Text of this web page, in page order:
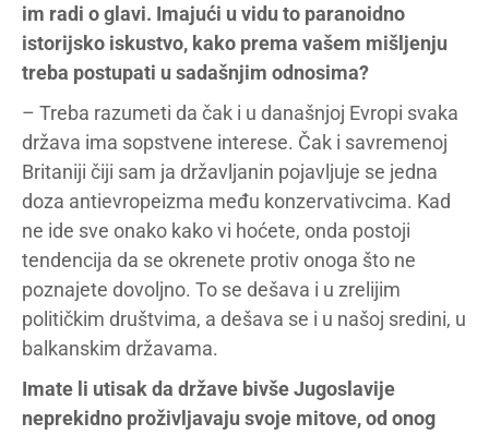
im radi o glavi. Imajući u vidu to paranoidno
istorijsko iskustvo, kako prema vašem mišljenju
treba postupati u sadašnjim odnosima?
– Treba razumeti da čak i u današnjoj Evropi svaka
država ima sopstvene interese. Čak i savremenoj
Britaniji čiji sam ja državljanin pojavljuje se jedna
doza antievropeizma među konzervativcima. Kad
ne ide sve onako kako vi hoćete, onda postoji
tendencija da se okrenete protiv onoga što ne
poznajete dovoljno. To se dešava i u zrelijim
političkim društvima, a dešava se i u našoj sredini, u
balkanskim državama.
Imate li utisak da države bivše Jugoslavije
neprekidno proživljavaju svoje mitove, od onog